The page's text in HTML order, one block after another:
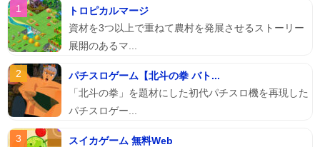
トロピカルマージ
資材を3つ以上で重ねて農村を発展させるストーリー
展開のあるマ...
パチスロゲーム【北斗の拳 バト...
「北斗の拳」を題材にした初代パチスロ機を再現した
パチスロゲー...
スイカゲーム 無料Web